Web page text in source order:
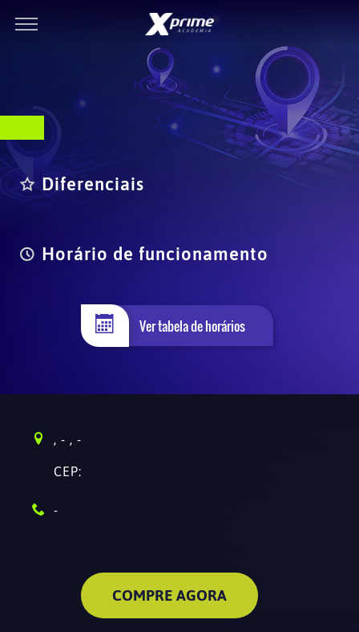
Diferenciais
Horário de funcionamento
Ver tabela de horários
, - , -
CEP:
-
COMPRE AGORA